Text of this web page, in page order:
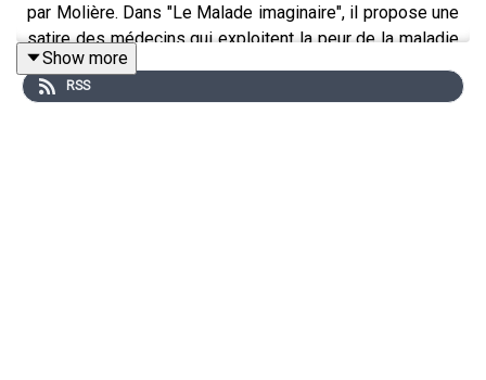
par Molière. Dans "Le Malade imaginaire", il propose une
satire des médecins qui exploitent la peur de la maladie
et de la mort. Écoutez le meilleur résumé de cette
histoire ! 👂
Show more
RSS